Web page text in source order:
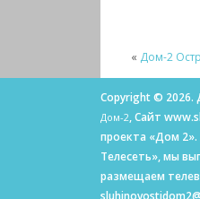
« Дом-2
Copyright © 2026.
Дом-2, Сайт
проекта «Дом
Телесеть», мы
размещаем